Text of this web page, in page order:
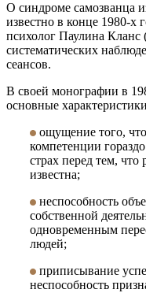
О синдроме самозванца
известно в конце 1980-х
психолог Паулина Кланс
систематических
сеансов.
В своей монографии в
основные
ощущение того,
компетенции
страх перед тем, что
известна;
неспособность
собственной
одновременным
людей;
приписывание
неспособность